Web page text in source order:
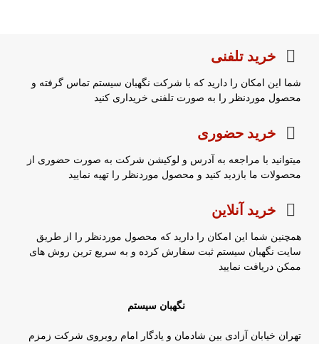
خرید تلفنی
شما این امکان را دارید که با شرکت نگهبان سیستم تماس گرفته و
محصول موردنظر را به صورت تلفنی خریداری کنید
خرید حضوری
میتوانید با مراجعه به آدرس و لوکیشن شرکت به صورت حضوری از
محصولات ما بازدید کنید و محصول موردنظر را تهیه نمایید
خرید آنلاین
همچنین شما این امکان را دارید که محصول موردنظر را از طریق
سایت نگهبان سیستم ثبت سفارش کرده و به سریع ترین روش های
ممکن دریافت نمایید
نگهبان سیستم
تهران خیابان آزادی بین شادمان و یادگار امام روبروی شرکت زمزم